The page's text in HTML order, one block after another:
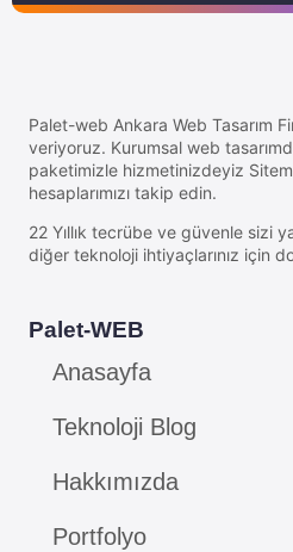
Palet-web Ankara Web Tasarım
veriyoruz. Kurumsal web
paketimizle hizmetinizdeyiz
hesaplarımızı takip edin.
22 Yıllık tecrübe ve güvenle sizi
diğer teknoloji ihtiyaçlarınız için
Palet-WEB
Anasayfa
Teknoloji Blog
Hakkımızda
Portfolyo